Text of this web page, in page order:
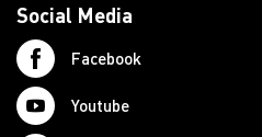
Social Media
Facebook
Youtube